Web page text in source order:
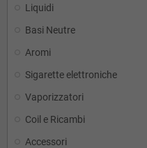
Liquidi
Basi Neutre
Aromi
Sigarette elettroniche
Vaporizzatori
Coil e Ricambi
Accessori